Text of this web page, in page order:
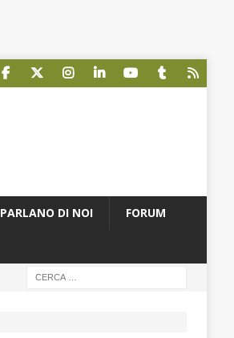
PARLANO DI NOI FORUM